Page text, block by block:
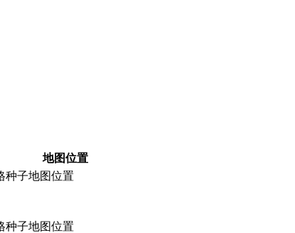
地图位置